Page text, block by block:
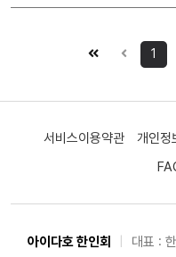
1
서비스이용약관 개인정
아이다호 한인회 대표 :